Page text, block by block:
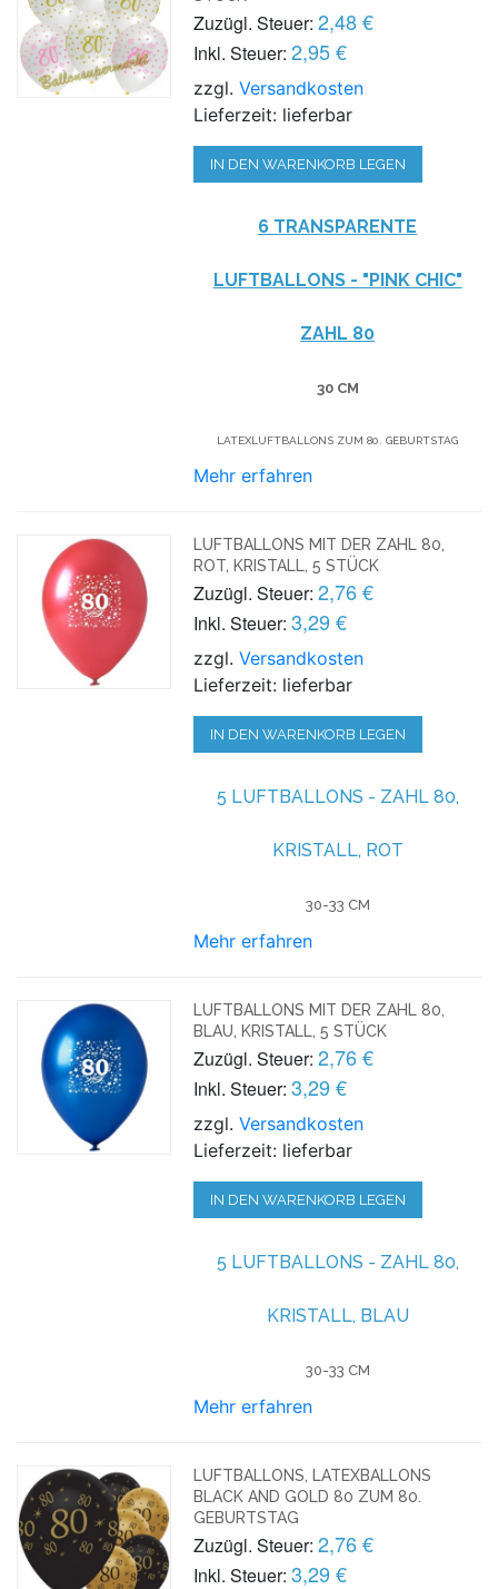
Zuzügl. Steuer: 2,48 €
Inkl. Steuer: 2,95 €
zzgl.Versandkosten
Lieferzeit: lieferbar
IN DEN WARENKORB LEGEN
6 TRANSPARENTE
LUFTBALLONS - "PINK CHIC"
ZAHL 80
30 CM
LATEXLUFTBALLONS ZUM 80. GEBURTSTAG
Mehr erfahren
LUFTBALLONS MIT DER ZAHL 80,
ROT, KRISTALL, 5 STÜCK
Zuzügl. Steuer: 2,76 €
Inkl. Steuer: 3,29 €
zzgl.Versandkosten
Lieferzeit: lieferbar
IN DEN WARENKORB LEGEN
5 LUFTBALLONS - ZAHL 80,
KRISTALL, ROT
30-33 CM
Mehr erfahren
LUFTBALLONS MIT DER ZAHL 80,
BLAU, KRISTALL, 5 STÜCK
Zuzügl. Steuer: 2,76 €
Inkl. Steuer: 3,29 €
zzgl.Versandkosten
Lieferzeit: lieferbar
IN DEN WARENKORB LEGEN
5 LUFTBALLONS - ZAHL 80,
KRISTALL, BLAU
30-33 CM
Mehr erfahren
LUFTBALLONS, LATEXBALLONS
BLACK AND GOLD 80 ZUM 80.
GEBURTSTAG
Zuzügl. Steuer: 2,76 €
Inkl. Steuer: 3,29 €